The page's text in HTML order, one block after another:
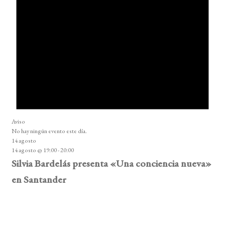
Aviso
No hay ningún evento este día.
14 agosto
14 agosto @ 19:00-20:00
Silvia Bardelás presenta «Una conciencia nueva»
en Santander